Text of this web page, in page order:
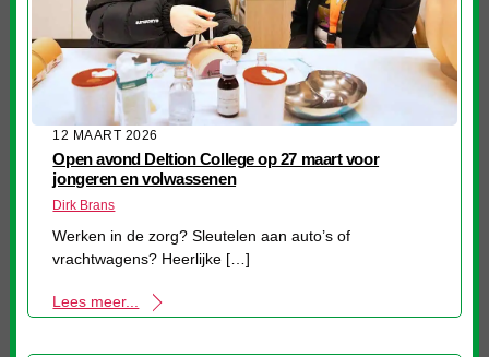
12 MAART 2026
Open avond Deltion College op 27 maart voor
jongeren en volwassenen
Dirk Brans
Werken in de zorg? Sleutelen aan auto’s of
vrachtwagens? Heerlijke […]
Lees meer...